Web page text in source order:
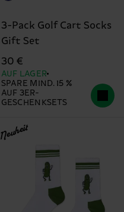
3-Pack Golf Cart Socks
Gift Set
30 €
AUF LAGER
SPARE MIND. 15 %
AUF 3ER-
GESCHENKSETS
Neuheit